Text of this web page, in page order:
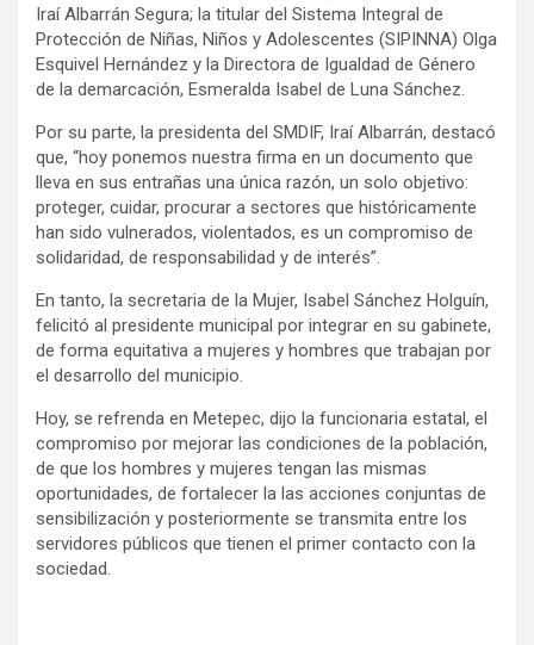
Iraí Albarrán Segura; la titular del Sistema Integral de
Protección de Niñas, Niños y Adolescentes (SIPINNA) Olga
Esquivel Hernández y la Directora de Igualdad de Género
de la demarcación, Esmeralda Isabel de Luna Sánchez.
Por su parte, la presidenta del SMDIF, Iraí Albarrán, destacó
que, “hoy ponemos nuestra firma en un documento que
lleva en sus entrañas una única razón, un solo objetivo:
proteger, cuidar, procurar a sectores que históricamente
han sido vulnerados, violentados, es un compromiso de
solidaridad, de responsabilidad y de interés”.
En tanto, la secretaria de la Mujer, Isabel Sánchez Holguín,
felicitó al presidente municipal por integrar en su gabinete,
de forma equitativa a mujeres y hombres que trabajan por
el desarrollo del municipio.
Hoy, se refrenda en Metepec, dijo la funcionaria estatal, el
compromiso por mejorar las condiciones de la población,
de que los hombres y mujeres tengan las mismas
oportunidades, de fortalecer la las acciones conjuntas de
sensibilización y posteriormente se transmita entre los
servidores públicos que tienen el primer contacto con la
sociedad.